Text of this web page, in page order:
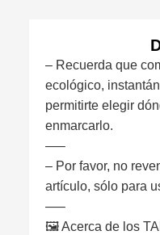
– Recuerda que
ecológico,
permitirte elegir
enmarcarlo.
—–
– Por favor, no
artículo, sólo para
—–
🖼 Acerca de los